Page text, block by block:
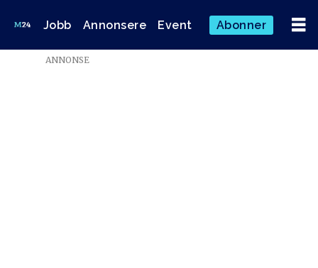
Jobb Annonsere Event Abonner
Emne:
ANNONSE